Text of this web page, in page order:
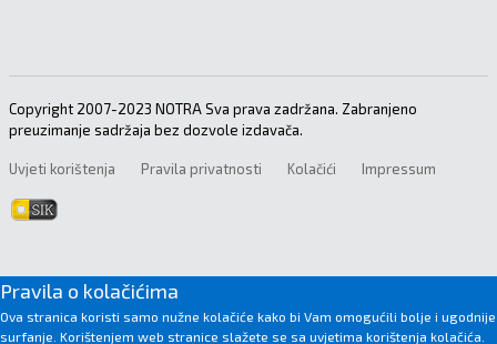
Copyright 2007-2023 NOTRA Sva prava zadržana. Zabranjeno
preuzimanje sadržaja bez dozvole izdavača.
Uvjeti korištenja Pravila privatnosti Kolačići Impressum
Pravila o kolačićima
Ova stranica koristi samo nužne kolačiće kako bi Vam omogućili bolje i ugodnije
surfanje. Korištenjem web stranice slažete se sa uvjetima korištenja kolačića.